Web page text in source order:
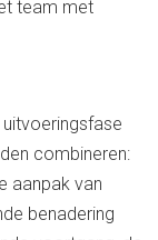
team met
combineren:
aanpak van
benadering